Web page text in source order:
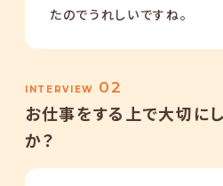
たのでうれしいですね。
INTERVIEW 02
お仕事をする上で大切に
か？